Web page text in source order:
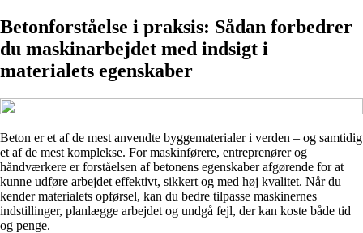
Betonforståelse i praksis: Sådan forbedrer
du maskinarbejdet med indsigt i
materialets egenskaber
Beton er et af de mest anvendte byggematerialer i verden – og samtidig
et af de mest komplekse. For maskinførere, entreprenører og
håndværkere er forståelsen af betonens egenskaber afgørende for at
kunne udføre arbejdet effektivt, sikkert og med høj kvalitet. Når du
kender materialets opførsel, kan du bedre tilpasse maskinernes
indstillinger, planlægge arbejdet og undgå fejl, der kan koste både tid
og penge.